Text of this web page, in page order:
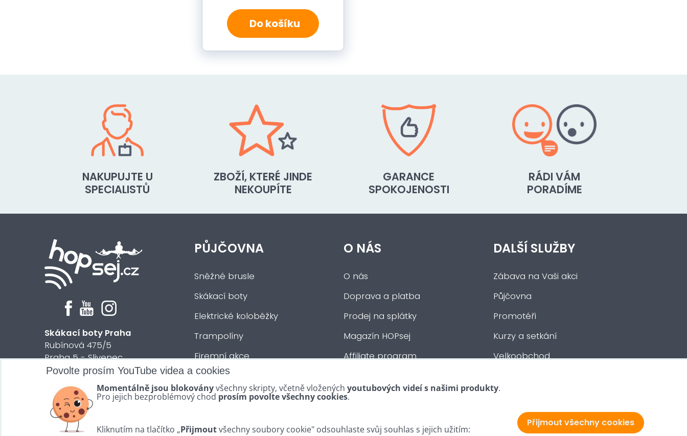
Do košíku
NAKUPUJTE U
SPECIALISTŮ
ZBOŽÍ, KTERÉ JINDE
NEKOUPÍTE
GARANCE
SPOKOJENOSTI
RÁDI VÁM
PORADÍME
Skákací boty Praha
Rubínová 475/5
Praha 5 - Slivenec
© 2024 HOPsej.cz
PŮJČOVNA
Sněžné brusle
Skákací boty
Elektrické koloběžky
Trampolíny
Firemní akce
Půjčení auta
Vše ostatní :-)
O NÁS
O nás
Doprava a platba
Prodej na splátky
Magazín HOPsej
Affiliate program
Kontakty
DALŠÍ SLUŽBY
Zábava na Vaši akci
Půjčovna
Promotéři
Kurzy a setkání
Velkoobchod
Povolte prosím YouTube videa a cookies
Momentálně jsou blokoványvšechny skripty, včetně vložených youtubových videí s našimi produkty.
Pro jejich bezproblémový chod prosím povolte všechny cookies.
Kliknutím na tlačítko „Přijmoutvšechny soubory cookie" odsouhlaste svůj souhlas s jejich užitím:
Přijmout všechny cookies